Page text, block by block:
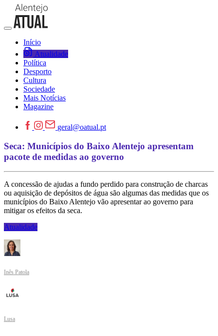
Início
Atualidade
Política
Desporto
Cultura
Sociedade
Mais Notícias
Magazine
geral@oatual.pt
Seca: Municípios do Baixo Alentejo apresentam
pacote de medidas ao governo
A concessão de ajudas a fundo perdido para construção de charcas
ou aquisição de depósitos de água são algumas das medidas que os
municípios do Baixo Alentejo vão apresentar ao governo para
mitigar os efeitos da seca.
Atualidade
Inês Patola
Lusa